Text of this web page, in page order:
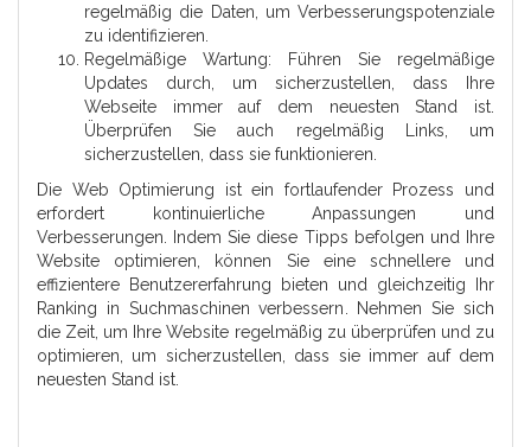
regelmäßig die Daten, um Verbesserungspotenziale
zu identifizieren.
Regelmäßige Wartung: Führen Sie regelmäßige
Updates durch, um sicherzustellen, dass Ihre
Webseite immer auf dem neuesten Stand ist.
Überprüfen Sie auch regelmäßig Links, um
sicherzustellen, dass sie funktionieren.
Die Web Optimierung ist ein fortlaufender Prozess und
erfordert kontinuierliche Anpassungen und
Verbesserungen. Indem Sie diese Tipps befolgen und Ihre
Website optimieren, können Sie eine schnellere und
effizientere Benutzererfahrung bieten und gleichzeitig Ihr
Ranking in Suchmaschinen verbessern. Nehmen Sie sich
die Zeit, um Ihre Website regelmäßig zu überprüfen und zu
optimieren, um sicherzustellen, dass sie immer auf dem
neuesten Stand ist.